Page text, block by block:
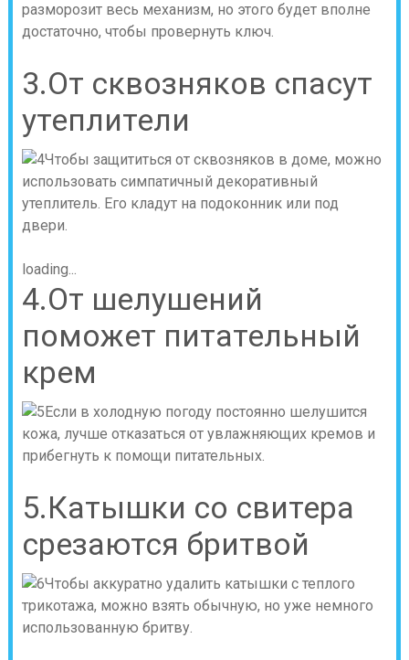
разморозит весь механизм, но этого будет вполне
достаточно, чтобы провернуть ключ.
3.От сквозняков спасут
утеплители
Чтобы защититься от сквозняков в доме, можно
использовать симпатичный декоративный
утеплитель. Его кладут на подоконник или под
двери.
loading...
4.От шелушений
поможет питательный
крем
Если в холодную погоду постоянно шелушится
кожа, лучше отказаться от увлажняющих кремов и
прибегнуть к помощи питательных.
5.Катышки со свитера
срезаются бритвой
Чтобы аккуратно удалить катышки с теплого
трикотажа, можно взять обычную, но уже немного
использованную бритву.